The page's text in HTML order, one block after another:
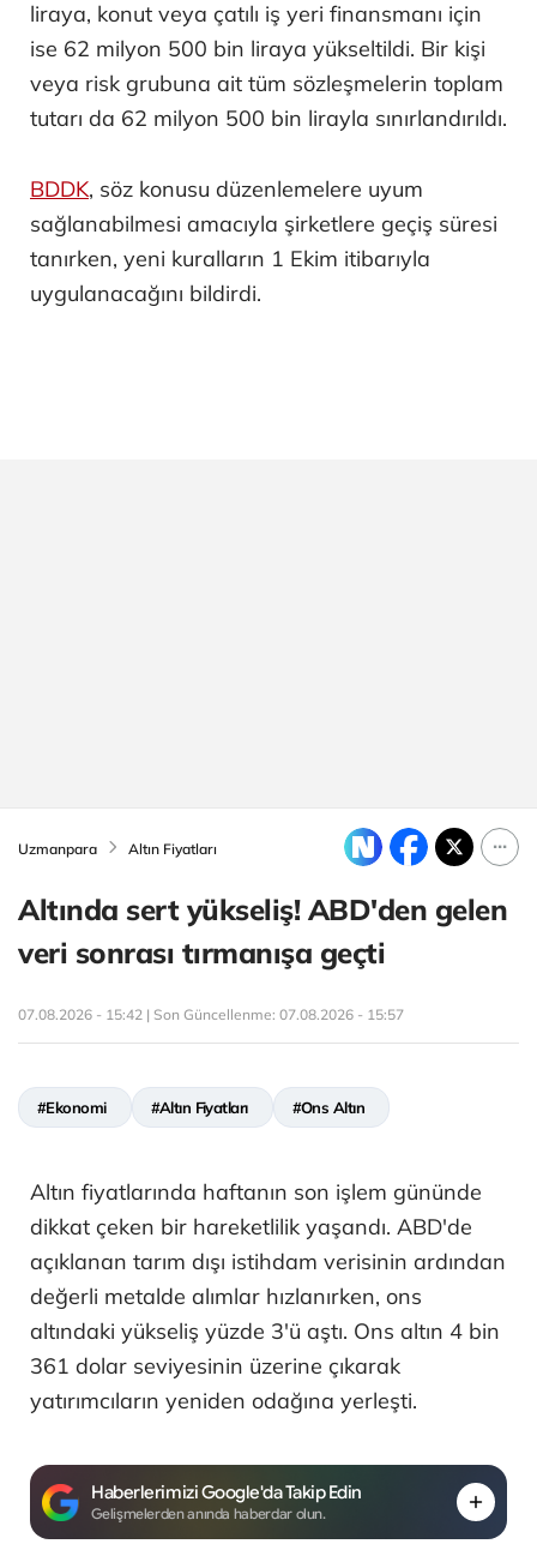
liraya, konut veya çatılı iş yeri finansmanı için
ise 62 milyon 500 bin liraya yükseltildi. Bir kişi
veya risk grubuna ait tüm sözleşmelerin toplam
tutarı da 62 milyon 500 bin lirayla sınırlandırıldı.
BDDK, söz konusu düzenlemelere uyum
sağlanabilmesi amacıyla şirketlere geçiş süresi
tanırken, yeni kuralların 1 Ekim itibarıyla
uygulanacağını bildirdi.
Uzmanpara Altın Fiyatları
Altında sert yükseliş! ABD'den gelen
veri sonrası tırmanışa geçti
07.08.2026 - 15:42 | Son Güncellenme: 07.08.2026 - 15:57
#Ekonomi #Altın Fiyatları #Ons Altın
Altın fiyatlarında haftanın son işlem gününde
dikkat çeken bir hareketlilik yaşandı. ABD'de
açıklanan tarım dışı istihdam verisinin ardından
değerli metalde alımlar hızlanırken, ons
altındaki yükseliş yüzde 3'ü aştı. Ons altın 4 bin
361 dolar seviyesinin üzerine çıkarak
yatırımcıların yeniden odağına yerleşti.
Haberlerimizi Google'da Takip Edin
Gelişmelerden anında haberdar olun.